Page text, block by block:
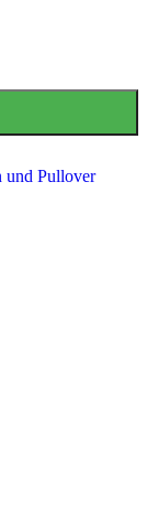
und Pullover